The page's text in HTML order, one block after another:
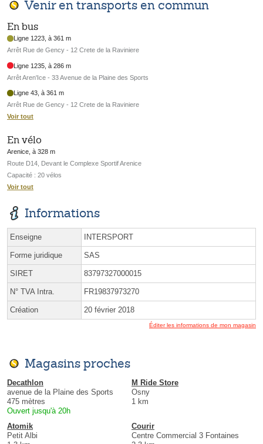
Venir en transports en commun
En bus
Ligne 1223, à 361 m
Arrêt Rue de Gency - 12 Crete de la Raviniere
Ligne 1235, à 286 m
Arrêt Aren'Ice - 33 Avenue de la Plaine des Sports
Ligne 43, à 361 m
Arrêt Rue de Gency - 12 Crete de la Raviniere
Voir tout
En vélo
Arenice, à 328 m
Route D14, Devant le Complexe Sportif Arenice
Capacité : 20 vélos
Voir tout
Informations
Enseigne INTERSPORT
Forme juridique SAS
SIRET 83797327000015
N° TVA Intra. FR19837973270
Création 20 février 2018
Éditer les informations de mon magasin
Magasins proches
Decathlon
avenue de la Plaine des Sports
475 mètres
Ouvert jusqu'à 20h
M Ride Store
Osny
1 km
Atomik
Petit Albi
Courir
Centre Commercial 3 Fontaines